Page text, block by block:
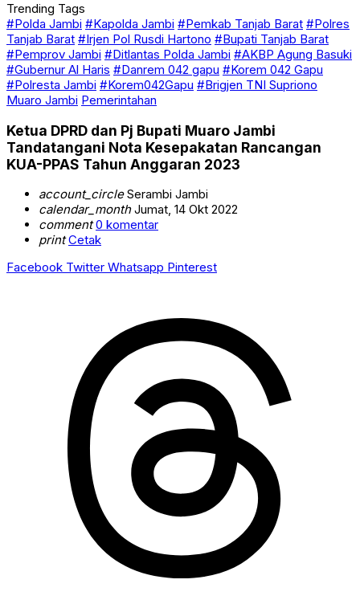
Trending Tags
#Polda Jambi #Kapolda Jambi #Pemkab Tanjab Barat #Polres
Tanjab Barat #Irjen Pol Rusdi Hartono #Bupati Tanjab Barat
#Pemprov Jambi #Ditlantas Polda Jambi #AKBP Agung Basuki
#Gubernur Al Haris #Danrem 042 gapu #Korem 042 Gapu
#Polresta Jambi #Korem042Gapu #Brigjen TNI Supriono
Muaro Jambi Pemerintahan
Ketua DPRD dan Pj Bupati Muaro Jambi
Tandatangani Nota Kesepakatan Rancangan
KUA-PPAS Tahun Anggaran 2023
account_circleSerambi Jambi
calendar_monthJumat, 14 Okt 2022
comment 0 komentar
print Cetak
Facebook Twitter Whatsapp Pinterest